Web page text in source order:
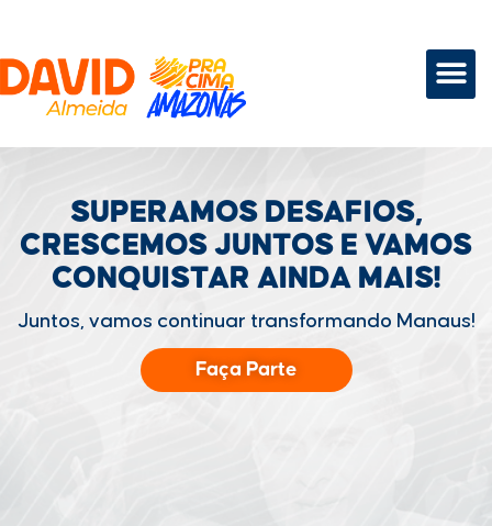
SUPERAMOS DESAFIOS,
CRESCEMOS JUNTOS E VAMOS
CONQUISTAR AINDA MAIS!
Juntos, vamos continuar transformando Manaus!
Faça Parte